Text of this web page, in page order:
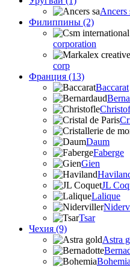
Ancers
Филиппины (2)
corporation
corp
Франция (13)
Baccarat
Daum
Faberge
Gien
JL
Lalique
Tsar
Чехия (9)
Astra
Bohemia